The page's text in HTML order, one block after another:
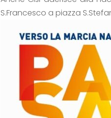
S.Francesco a piazza